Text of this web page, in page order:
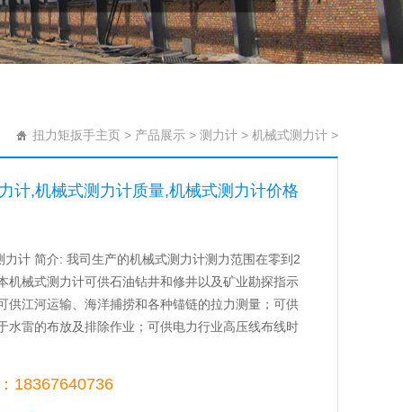
扭力矩扳手主页 > 产品展示 > 测力计 > 机械式测力计 >
计,机械式测力计质量,机械式测力计价格
力计 简介: 我司生产的机械式测力计测力范围在零到2
机械式测力计可供石油钻井和修井以及矿业勘探指示
供江河运输、海洋捕捞和各种锚链的拉力测量；可供
水雷的布放及排除作业；可供电力行业高压线布线时
18367640736